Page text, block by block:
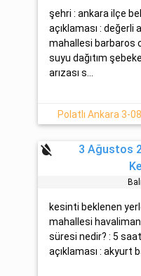
şehri : ankara ilçe
açıklaması : değerli
mahallesi barbaros
suyu dağıtım
arızası s...
Polatlı Ankara 3-
format_color_reset
3 Ağustos
kesinti beklenen
mahallesi
süresi nedir? : 5
açıklaması : akyurt